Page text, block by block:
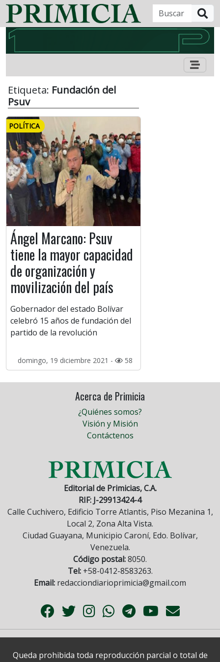
Etiqueta: Fundación del
Psuv
POLÍTICA
Ángel Marcano: Psuv
tiene la mayor capacidad
de organización y
movilización del país
Gobernador del estado Bolívar
celebró 15 años de fundación del
partido de la revolución
domingo, 19 diciembre 2021 - 58
Acerca de Primicia
¿Quiénes somos?
Visión y Misión
Contáctenos
Editorial de Primicias, C.A.
RIF: J-29913424-4
Calle Cuchivero, Edificio Torre Atlantis, Piso Mezanina 1,
Local 2, Zona Alta Vista.
Ciudad Guayana, Municipio Caroní, Edo. Bolívar,
Venezuela.
Código postal:8050.
Tel:+58-0412-8583263.
Email: redacciondiarioprimicia@gmail.com
Queda prohibida toda reproducción parcial o total de